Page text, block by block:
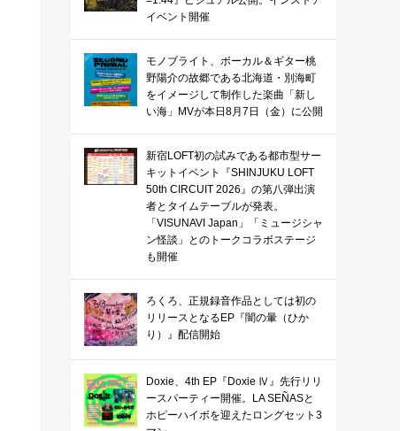
イベント開催
モノブライト、ボーカル＆ギター桃
野陽介の故郷である北海道・別海町
をイメージして制作した楽曲「新し
い海」MVが本日8月7日（金）に公開
新宿LOFT初の試みである都市型サー
キットイベント『SHINJUKU LOFT
50th CIRCUIT 2026』の第八弾出演
者とタイムテーブルが発表。
「VISUNAVI Japan」「ミュージシャ
ン怪談」とのトークコラボステージ
も開催
ろくろ、正規録音作品としては初の
リリースとなるEP『闇の暈（ひか
り）』配信開始
Doxie、4th EP『Doxie Ⅳ』先行リリ
ースパーティー開催。LA SEÑASと
ホピーハイボを迎えたロングセット3